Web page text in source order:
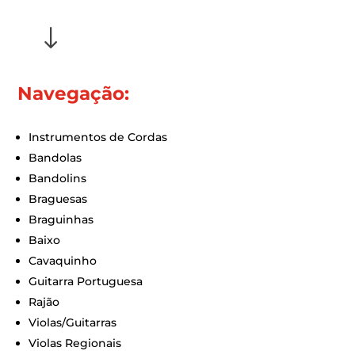
"
Navegação:
Instrumentos de Cordas
Bandolas
Bandolins
Braguesas
Braguinhas
Baixo
Cavaquinho
Guitarra Portuguesa
Rajão
Violas/Guitarras
Violas Regionais